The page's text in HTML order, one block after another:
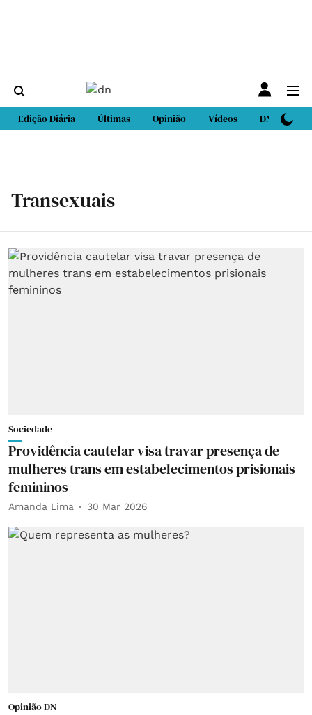
Edição Diária Últimas Opinião Vídeos DN Sport
Transexuais
Sociedade
Providência cautelar visa travar presença de
mulheres trans em estabelecimentos prisionais
femininos
Amanda Lima 30 Mar 2026
Opinião DN